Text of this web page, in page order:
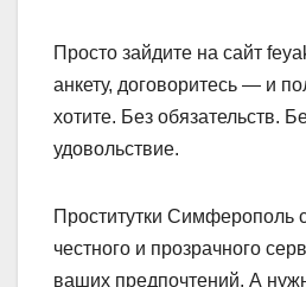
Просто зайдите на сайт
анкету, договоритесь — и
хотите. Без обязательств.
удовольствие.
Проститутки Симферополь
честного и прозрачного
ваших предпочтений. А